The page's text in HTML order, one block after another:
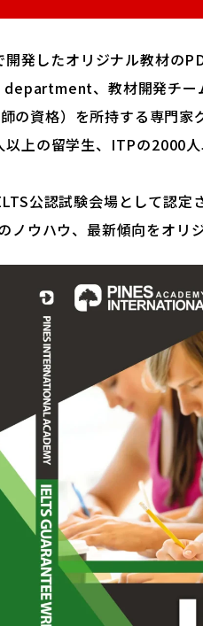
したオリジナル教材の
、教材開発チー
の資格）を所持する専門家
上の留学生、ITPの2000
公認試験会場として認
ノウハウ、最新傾向をオリ